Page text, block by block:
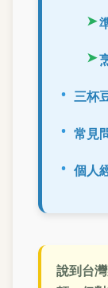
三杯
常見
個人
說到台